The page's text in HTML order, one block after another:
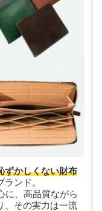
ずかしくない財布
ンド。
に、高品質ながら
、その実力は一流